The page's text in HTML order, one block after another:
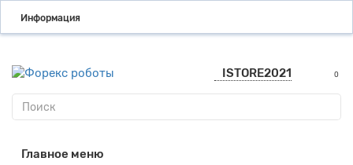
Информация
ISTORE2021 0
Главное меню